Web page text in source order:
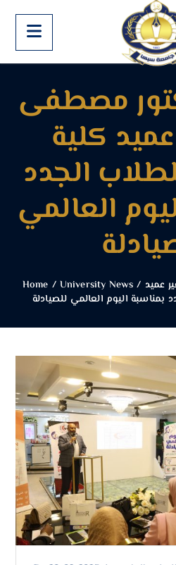
مصطفى
كلية
الجدد
العالمي
Home / University News / عميد